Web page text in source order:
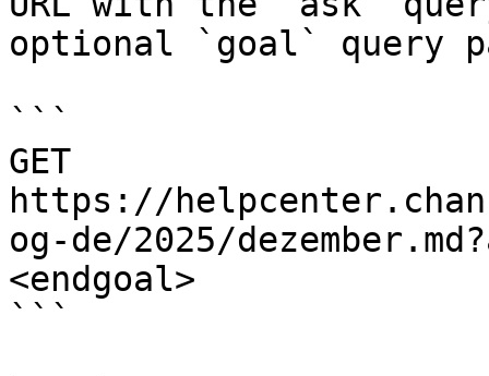
optional `goal` query
```
GET
https://
og-de/2025/
<endgoal>
```